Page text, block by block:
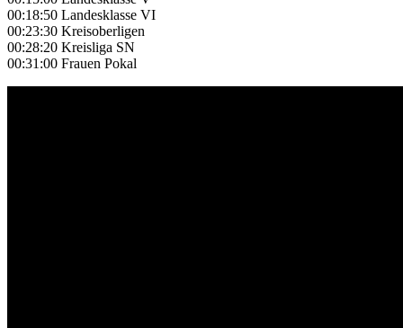
00:18:50 Landesklasse VI
00:23:30 Kreisoberligen
00:28:20 Kreisliga SN
00:31:00 Frauen Pokal